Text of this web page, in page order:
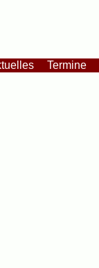
Termine